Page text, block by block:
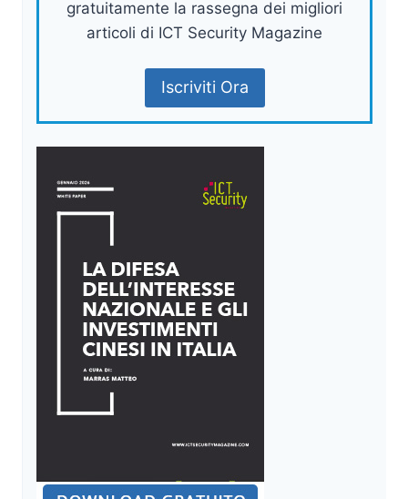
gratuitamente la rassegna dei migliori
articoli di ICT Security Magazine
Iscriviti Ora